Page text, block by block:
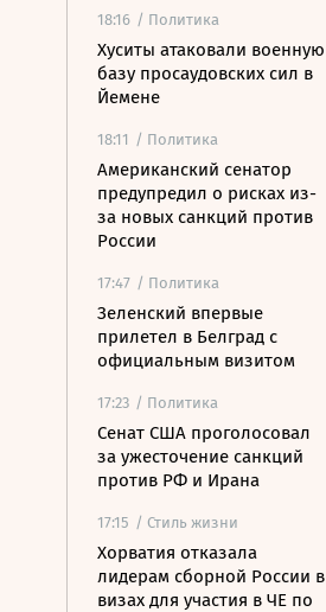
18:16 / Политика
Хуситы атаковали военную
базу просаудовских сил в
Йемене
18:11 / Политика
Американский сенатор
предупредил о рисках из-
за новых санкций против
России
17:47 / Политика
Зеленский впервые
прилетел в Белград с
официальным визитом
17:23 / Политика
Сенат США проголосовал
за ужесточение санкций
против РФ и Ирана
17:15 / Стиль жизни
Хорватия отказала
лидерам сборной России в
визах для участия в ЧЕ по